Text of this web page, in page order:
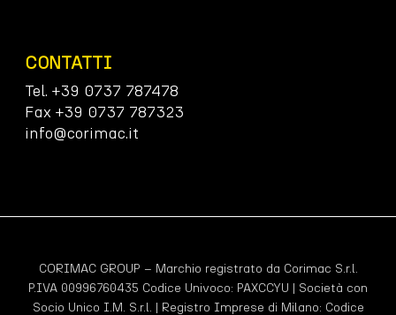
CONTATTI
Tel. +39 0737 787478
Fax +39 0737 787323
info@corimac.it
CORIMAC GROUP – Marchio registrato da Corimac S.r.l.
P.IVA 00996760435 Codice Univoco: PAXCCYU | Società con
Socio Unico I.M. S.r.l. | Registro Imprese di Milano: Codice